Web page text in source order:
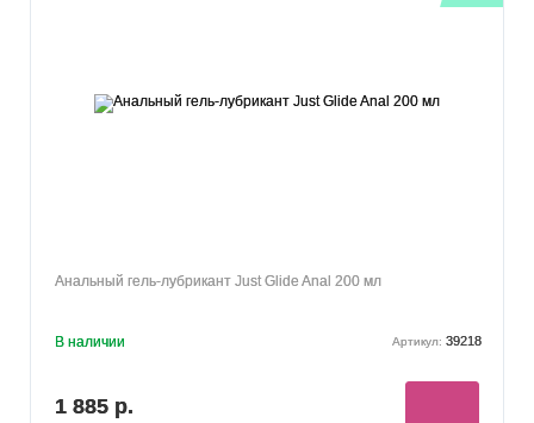
Анальный гель-лубрикант Just Glide Anal 200 мл
В наличии Артикул: 39218
1 885 р.